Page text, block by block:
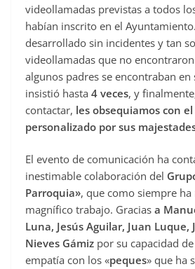
o
k
videollamadas previstas a todos
habían inscrito en el
desarrollado sin incidentes y tan
videollamadas que no
algunos padres se encontraban en
insistió hasta 4 veces, y
contactar, les obsequiamos con
personalizado por sus
El evento de comunicación ha
inestimable colaboración del
Parroquia», que como siempre ha
magnífico trabajo. Gracias a
Luna, Jesús Aguilar, Juan Luque,
Nieves Gámiz por su capacidad
empatía con los «peques» que ha